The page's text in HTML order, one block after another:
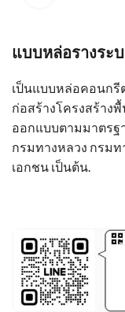
แบบหล่อรางระ
เป็นแบบหล่อคอนกรี
ก่อสร้างโครงสร้าง
ออกแบบตามมาตรฐ
กรมทางหลวง กรม
เอกชน เป็นต้น.